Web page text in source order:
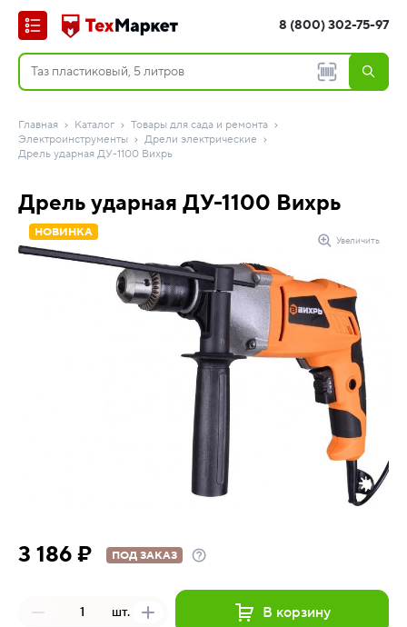
8 (800) 302-75-97
Главная Каталог
Товары для сада и ремонта
Электроинструменты
Дрели электрические
Дрель ударная ДУ-1100 Вихрь
Дрель ударная ДУ-1100 Вихрь
НОВИНКА
Увеличить
3 186 ₽ ПОД ЗАКАЗ
шт. В корзину